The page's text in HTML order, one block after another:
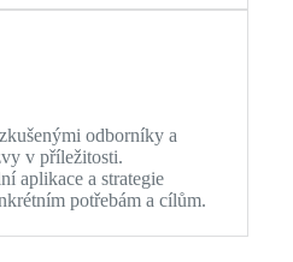
odborníky a
v příležitosti.
aplikace a strategie
potřebám a cílům.